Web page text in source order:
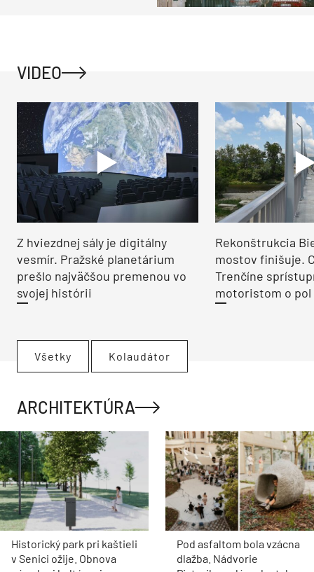
VIDEO
Z hviezdnej sály je digitálny
vesmír. Pražské planetárium
prešlo najväčšou premenou vo
svojej histórii
Rekonštrukcia
mostov finišuje.
Trenčíne
motoristom o pol
Všetky Kolaudátor
ARCHITEKTÚRA
Historický park pri kaštieli
v Senici ožije. Obnova
Pod asfaltom bola vzácna
dlažba. Nádvorie